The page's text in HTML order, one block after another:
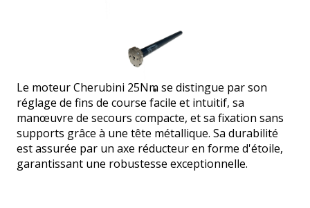
Le moteur Cherubini 25Nm se distingue par son
réglage de fins de course facile et intuitif, sa
manœuvre de secours compacte, et sa fixation sans
supports grâce à une tête métallique. Sa durabilité
est assurée par un axe réducteur en forme d'étoile,
garantissant une robustesse exceptionnelle.